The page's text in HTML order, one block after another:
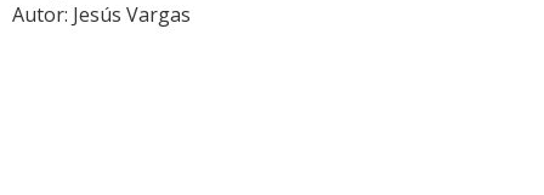
Autor: Jesús Vargas